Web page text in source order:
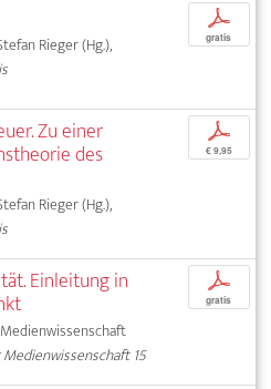
Rieger (Hg.),
p
gratis
Zu einer
des
Rieger (Hg.),
p
€ 9,95
Einleitung in
15
p
gratis